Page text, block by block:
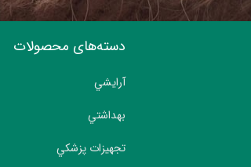
دسته‌های محصولات
آرايشي
بهداشتي
تجهيزات پزشکي